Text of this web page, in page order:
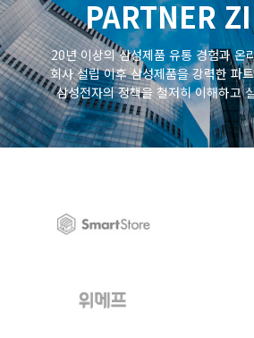
PARTNER
20년 이상의 삼성제품 유통 경험과 온
회사 설립 이후 삼성제품을 강력한 파
삼성전자의 정책을 철저히 이해하고